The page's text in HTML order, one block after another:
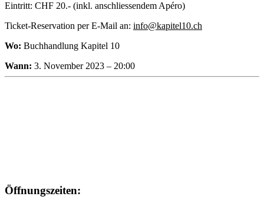
Eintritt: CHF 20.- (inkl. anschliessendem Apéro)
Ticket-Reservation per E-Mail an: info@kapitel10.ch
Wo: Buchhandlung Kapitel 10
Wann: 3. November 2023 – 20:00
Öffnungszeiten: